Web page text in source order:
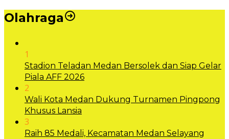
Olahraga
1
Stadion Teladan Medan Bersolek dan Siap Gelar
Piala AFF 2026
2
Wali Kota Medan Dukung Turnamen Pingpong
Khusus Lansia
3
Raih 85 Medali, Kecamatan Medan Selayang